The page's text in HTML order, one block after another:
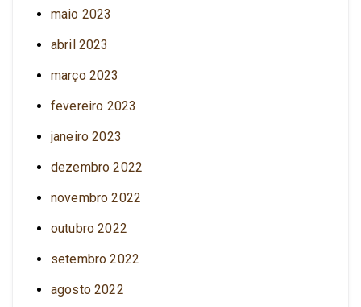
maio 2023
abril 2023
março 2023
fevereiro 2023
janeiro 2023
dezembro 2022
novembro 2022
outubro 2022
setembro 2022
agosto 2022